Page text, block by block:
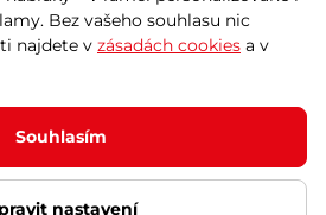
Všechna práva vyhrazena
je prodávající povinen vystavit
přijatou tržbu u správce daně online; v
pak nejpozději do 48 hodin.
Bez vašeho souhlasu nic
najdete v zásadách cookies a v
Souhlasím
nastavení